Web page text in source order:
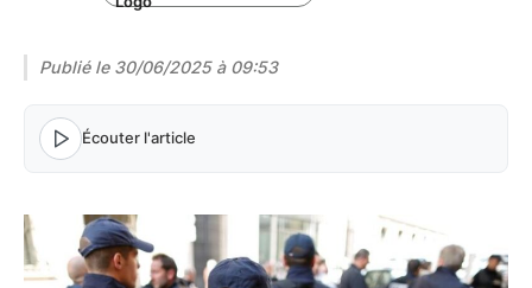
Publié le 30/06/2025 à 09:53
Écouter l'article